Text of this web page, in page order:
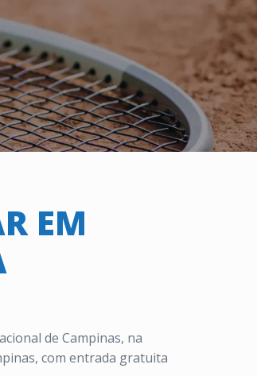
EM
de Campinas, na
com entrada gratuita